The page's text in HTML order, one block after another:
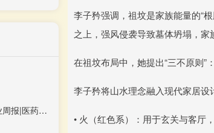
李子矜强调，祖坟是家族能量的“
之上，强风侵袭导致墓体坍塌，家
在祖坟布局中，她提出“三不原则”
李子矜将山水理念融入现代家居设
• 火（红色系）：用于玄关与客厅
闻喜策略官网 行业周报|医药商业指数跌-0.74%, 跑输上证指数2.85%